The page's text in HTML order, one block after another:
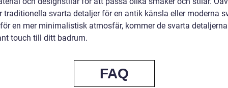
traditionella svarta detaljer för en antik känsla eller moderna
en mer minimalistisk atmosfär, kommer de svarta
touch till ditt badrum.
FAQ